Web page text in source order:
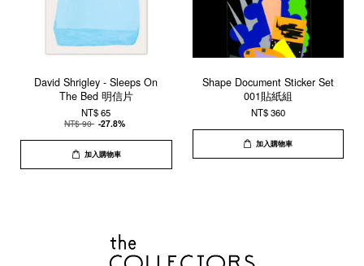
David Shrigley - Sleeps On
The Bed 明信片
NT$ 65
NT$ 90 -27.8%
加入購物車
Shape Document Sticker Set
001貼紙組
NT$ 360
加入購物車